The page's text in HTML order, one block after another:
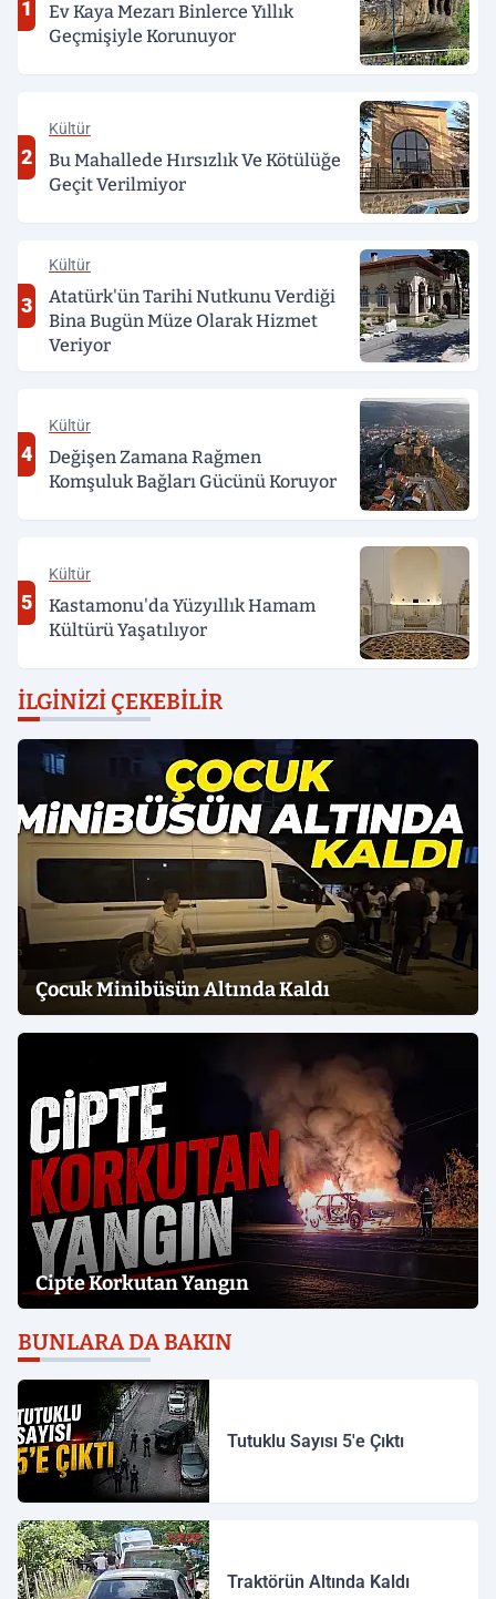
1
Ev Kaya Mezarı Binlerce Yıllık
Geçmişiyle Korunuyor
2
Kültür
Bu Mahallede Hırsızlık Ve Kötülüğe
Geçit Verilmiyor
3
Kültür
Atatürk'ün Tarihi Nutkunu Verdiği
Bina Bugün Müze Olarak Hizmet
Veriyor
4
Kültür
Değişen Zamana Rağmen
Komşuluk Bağları Gücünü Koruyor
5
Kültür
Kastamonu'da Yüzyıllık Hamam
Kültürü Yaşatılıyor
İLGINIZI ÇEKEBILIR
Çocuk Minibüsün Altında Kaldı
Cipte Korkutan Yangın
BUNLARA DA BAKIN
Tutuklu Sayısı 5'e Çıktı
Traktörün Altında Kaldı